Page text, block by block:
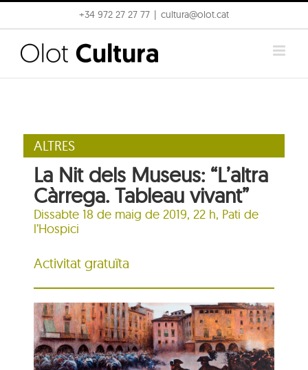
to
content
+34 972 27 27 77 cultura@olot.cat
ALTRES
La Nit dels Museus: “L’altra
Càrrega. Tableau vivant”
Dissabte 18 de maig de 2019, 22 h, Pati de
l’Hospici
Activitat gratuïta